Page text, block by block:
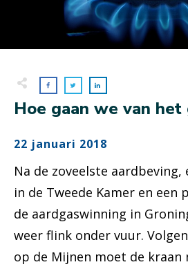
Hoe gaan we van het
22 januari 2018
Na de zoveelste
in de Tweede Kamer en
de aardgaswinning in
weer flink onder vuur.
op de Mijnen moet de kraan